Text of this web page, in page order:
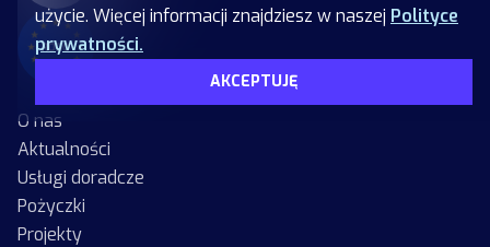
użycie. Więcej informacji znajdziesz w naszej Polityce
prywatności.
AKCEPTUJĘ
O nas
Aktualności
Usługi doradcze
Pożyczki
Projekty